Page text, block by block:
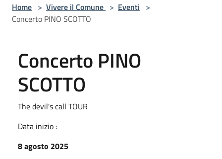
Home > Vivere il Comune > Eventi >
Concerto PINO SCOTTO
Concerto PINO
SCOTTO
The devil's call TOUR
Data inizio :
8 agosto 2025